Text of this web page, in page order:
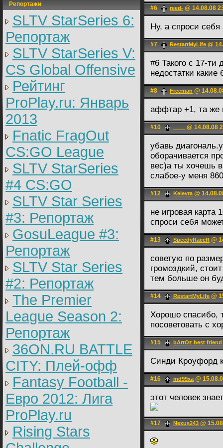
Репортажи
SLTV StarSeries 6:
Репортаж
SLTV StarSeries V:
CS Global Offensive
Рейтинг
ProPlay.ru: Январь
2013
Fnatic FragOut
CS:GO League
SLTV StarSeries
#4 CS:GO
SLTV Star Series
#3: Репортаж
GosuLeague #3:
Репортаж
SLTV Star Series
#2: Репортаж
The Premier
League Season 2:
Репортаж
36ON.RU BATTLE
CITY: Плей-офф
Fantasy Football -
Евро 2012: Лига
ProPlay.ru
Rising Stars
#6 reed- @ 14.08.08
Ну, а спроси
#7 RestartMyLife @
#6 Такого с 17-
недостатки какие
#8 Freeman @
аффтар +1, та же
#10 @ 14.08.08
убавь
оборачивается
вес)а ты хочешь
слабое-у меня
#12 Kelevra@
не игровая карта
спроси себя
#13 SpeedyRaceR @
советую по
громоздкий,
тем больше он
#14 RestartMyLife @
Хорошо спасибо,
посоветовать с
#15 bArtOz best
Синди Кроуфорд
#16 md99xa@
этот человек
#17 Nexus243 @